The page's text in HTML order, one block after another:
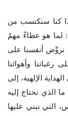
كنا سنكتسب من
لما هو عطاءٌ مهمٌ
نروِّض أنفسنا على
وأهوائنا
الإلهية، إلى
الذي نحتاج إليه
التي نبني عليها